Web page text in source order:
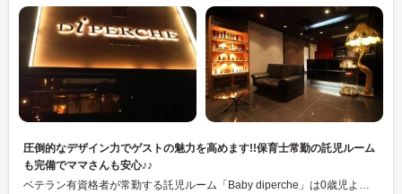
圧倒的なデザイン力でゲストの魅力を高めます!!保育士常勤の託児ルーム
も完備でママさんも安心♪♪
ベテラン有資格者が常勤する託児ルーム「Baby diperche」は0歳児よりお母様、お父様の施術が終わるまでの間、お子様にとって楽しいひとときを過ごしてもらえます☆ 似合わせスタイルデザインを得意とし、個々に合ったデザインを提供させて頂きます♪